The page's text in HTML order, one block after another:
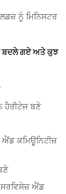
ਨੂੰ ਮਿਨਿਸਟਰ
ਬਦਲੇ ਗਏ ਅਤੇ ਕੁਝ
ਹੈਰੀਟੇਜ ਬਣੇ
ਕਮਿਊਨਿਟੀਜ਼
ਐਂਡ